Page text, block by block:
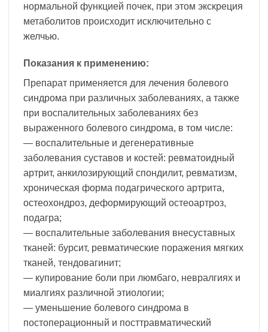
нормальной функцией почек, при этом экскреция
метаболитов происходит исключительно с
желчью.
Показания к применению:
Препарат применяется для лечения болевого
синдрома при различных заболеваниях, а также
при воспалительных заболеваниях без
выраженного болевого синдрома, в том числе:
— воспалительные и дегенеративные
заболевания суставов и костей: ревматоидный
артрит, анкилозирующий спондилит, ревматизм,
хроническая форма подагрического артрита,
остеохондроз, деформирующий остеоартроз,
подагра;
— воспалительные заболевания внесуставных
тканей: бурсит, ревматические поражения мягких
тканей, тендовагинит;
— купирование боли при люмбаго, невралгиях и
миалгиях различной этиологии;
— уменьшение болевого синдрома в
постоперационный и посттравматический